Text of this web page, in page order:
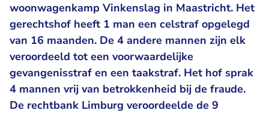
woonwagenkamp Vinkenslag in Maastricht. Het
gerechtshof heeft 1 man een celstraf opgelegd
van 16 maanden. De 4 andere mannen zijn elk
veroordeeld tot een voorwaardelijke
gevangenisstraf en een taakstraf. Het hof sprak
4 mannen vrij van betrokkenheid bij de fraude.
De rechtbank Limburg veroordeelde de 9